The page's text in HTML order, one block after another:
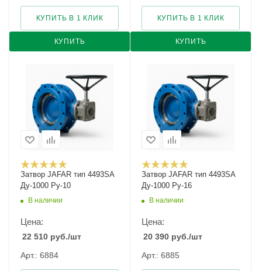
КУПИТЬ
КУПИТЬ В 1 КЛИК
КУПИТЬ
КУПИТЬ В 1 КЛИК
Затвор JAFAR тип 4493SA
Ду-1000 Ру-10
В наличии
Цена:
22 510 руб./шт
Арт.: 6884
Затвор JAFAR тип 4493SA
Ду-1000 Ру-16
В наличии
Цена:
20 390 руб./шт
Арт.: 6885